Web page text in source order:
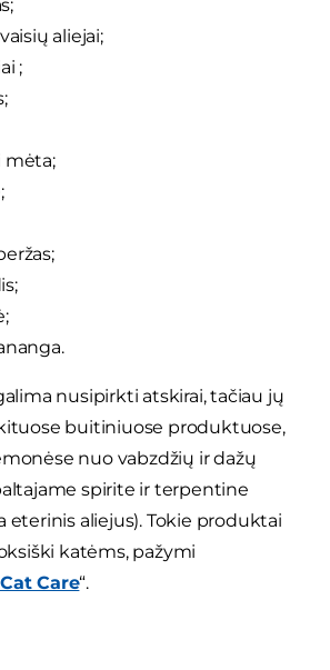
aliejai;
;
mėta;
nusipirkti atskirai, tačiau jų
buitiniuose produktuose,
nuo vabzdžių ir dažų
spirite ir terpentine
eterinis aliejus). Tokie produktai
katėms, pažymi
Care“.